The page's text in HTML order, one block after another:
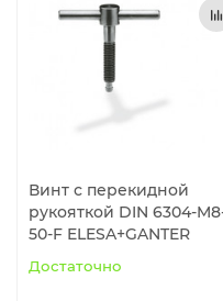
Ролики и колёса
Магниты удерживающие
Компоненты линейного
Винт с перекидной
рукояткой DIN 6304-
50-F ELESA+GANTER
Достаточно